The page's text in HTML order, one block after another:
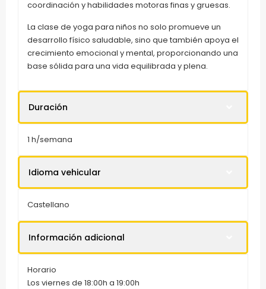
coordinación y habilidades motoras finas y gruesas.
La clase de yoga para niños no solo promueve un
desarrollo físico saludable, sino que también apoya el
crecimiento emocional y mental, proporcionando una
base sólida para una vida equilibrada y plena.
Duración
1 h/semana
Idioma vehicular
Castellano
Información adicional
Horario
Los viernes de 18:00h a 19:00h